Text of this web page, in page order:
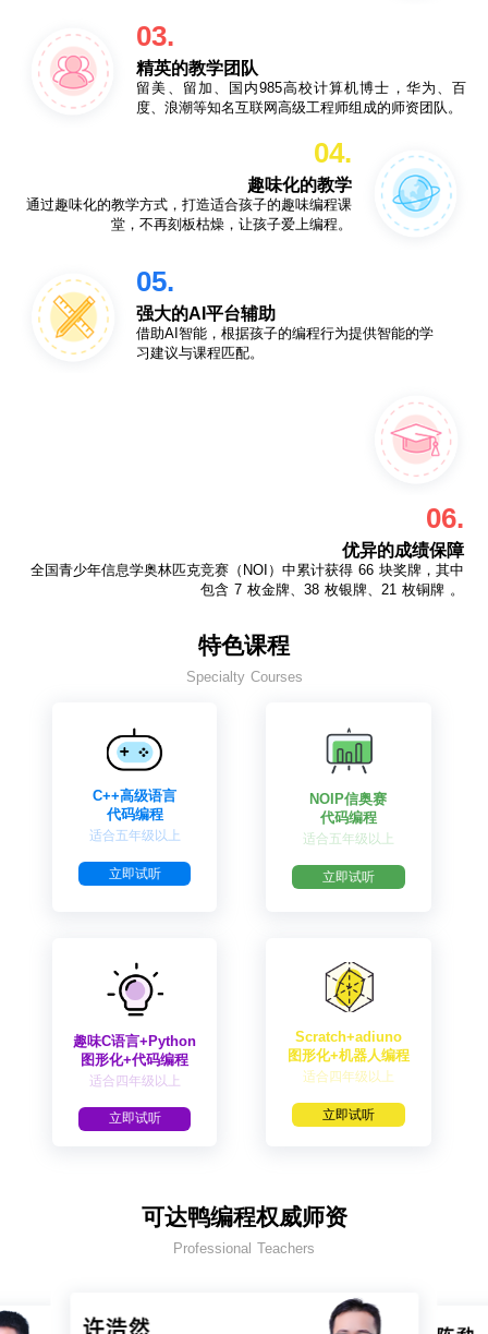
03.
精英的教学团队
留美、留加、国内985高校计算机博士，华为、百
度、浪潮等知名互联网高级工程师组成的师资团队。
04.
趣味化的教学
通过趣味化的教学方式，打造适合孩子的趣味编程课
堂，不再刻板枯燥，让孩子爱上编程。
05.
强大的AI平台辅助
借助AI智能，根据孩子的编程行为提供智能的学
习建议与课程匹配。
06.
优异的成绩保障
全国青少年信息学奥林匹克竞赛（NOI）中累计获得 66 块奖牌，其中
包含 7 枚金牌、38 枚银牌、21 枚铜牌 。
特色课程
Specialty Courses
C++高级语言
代码编程
适合五年级以上
立即试听
NOIP信奥赛
代码编程
适合五年级以上
立即试听
趣味C语言+Python
图形化+代码编程
适合四年级以上
立即试听
Scratch+adiuno
图形化+机器人编程
适合四年级以上
立即试听
可达鸭编程权威师资
Professional Teachers